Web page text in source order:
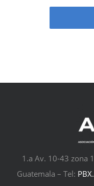
1.a Av. 10-43 zona
Guatemala – Tel: